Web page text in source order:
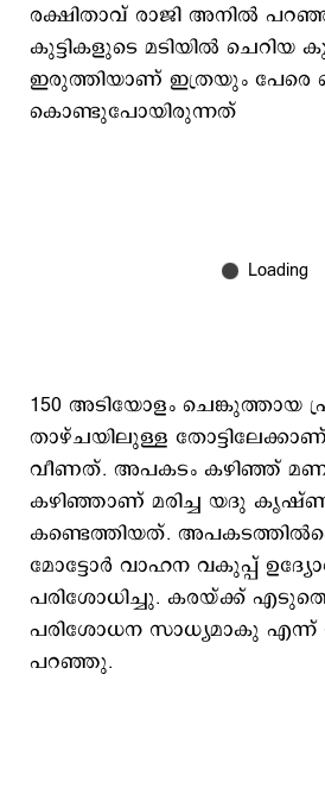
രക്ഷിതാവ് രാജി അനിൽ
കുട്ടികളുടെ മടിയിൽ ചെറിയ
ഇരുത്തിയാണ് ഇത്രയും പേരെ
കൊണ്ടുപോയിരുന്നത്
150 അടിയോളം ചെങ്കുത്തായ
താഴ്ചയിലുള്ള
വീണത്. അപകടം കഴിഞ്ഞ്
കഴിഞ്ഞാണ് മരിച്ച യദു
കണ്ടെത്തിയത്.
മോട്ടോർ വാഹന വകുപ്പ്
പരിശോധിച്ചു. കരയ്ക്ക്
പരിശോധന സാധ്യമാകു എന്ന്
പറഞ്ഞു.